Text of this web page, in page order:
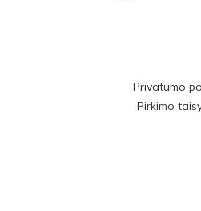
Privatumo
Pirkimo